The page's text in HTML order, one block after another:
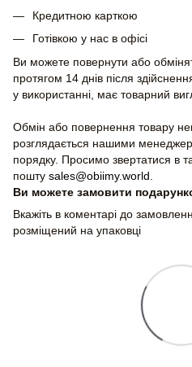
Кредитною карткою
Готівкою у нас в офісі
Ви можете повернути або
протягом 14 днів після
у використанні, має товарний
Обмін або повернення товару
розглядається нашими
порядку. Просимо звертатися в
пошту sales@obiimy.world
Ви можете замовити
Вкажіть в коментарі до
розміщений на упаковці